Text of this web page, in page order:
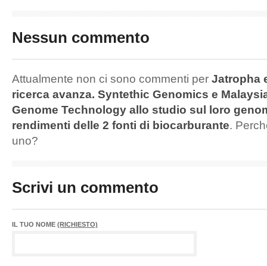
Nessun commento
Attualmente non ci sono commenti per Jatropha
ricerca avanza. Syntethic Genomics e
Genome Technology allo studio sul loro
rendimenti delle 2 fonti di biocarburante.
uno?
Scrivi un commento
IL TUO NOME (RICHIESTO)